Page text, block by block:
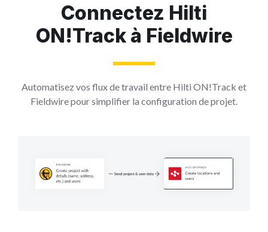
Connectez Hilti
ON!Track à Fieldwire
Automatisez vos flux de travail entre Hilti ON!Track et
Fieldwire pour simplifier la configuration de projet.